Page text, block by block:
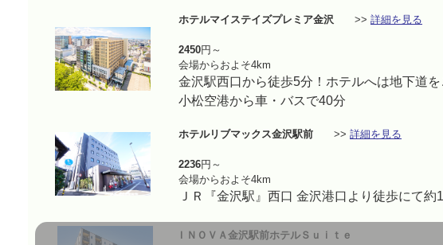
ホテルマイステイズプレミア金沢 >> 詳細を見る
2450円～
会場からおよそ4km
金沢駅西口から徒歩5分！ホテルへは地下道
小松空港から車・バスで40分
ホテルリブマックス金沢駅前 >> 詳細を見る
2236円～
会場からおよそ4km
ＪＲ『金沢駅』西口 金沢港口より徒歩にて約
ＩＮＯＶＡ金沢駅前ホテルＳｕｉｔｅ